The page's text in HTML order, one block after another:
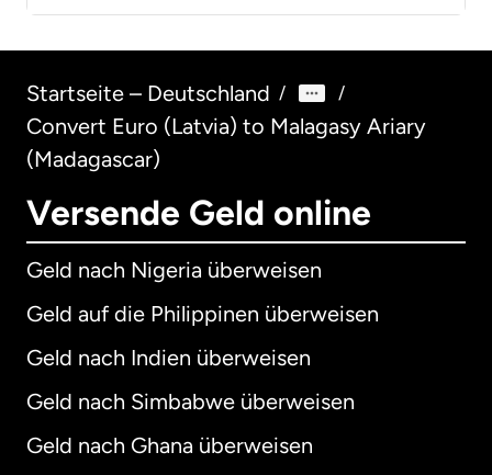
Startseite – Deutschland / /
Convert Euro (Latvia) to Malagasy Ariary
(Madagascar)
Versende Geld online
Geld nach Nigeria überweisen
Geld auf die Philippinen überweisen
Geld nach Indien überweisen
Geld nach Simbabwe überweisen
Geld nach Ghana überweisen